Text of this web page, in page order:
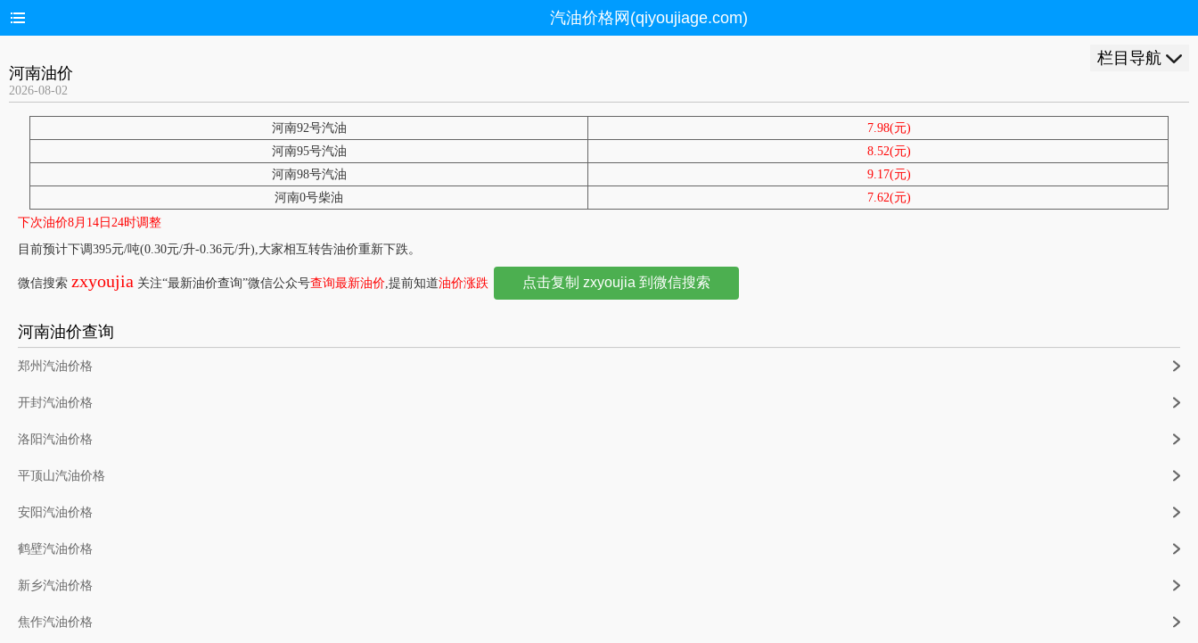
汽油价格网(qiyoujiage.com)
栏目导航
河南油价
2026-08-02
河南92号汽油
7.98(元)
河南95号汽油
8.52(元)
河南98号汽油
9.17(元)
河南0号柴油
7.62(元)
下次油价8月14日24时调整
目前预计下调395元/吨(0.30元/升-0.36元/升),大家相互转告油价重新下跌。
微信搜索 zxyoujia 关注“最新油价查询”微信公众号查询最新油价,提前知道油价涨跌 点击复制 zxyoujia 到微信搜索
河南油价查询
郑州汽油价格
开封汽油价格
洛阳汽油价格
平顶山汽油价格
安阳汽油价格
鹤壁汽油价格
新乡汽油价格
焦作汽油价格